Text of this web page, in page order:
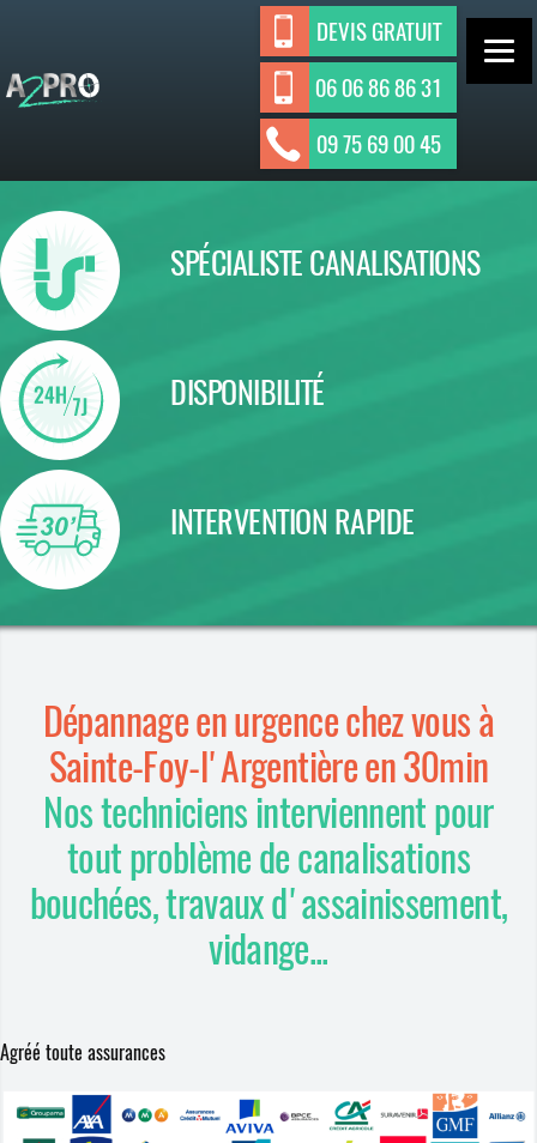
contenu
DEVIS GRATUIT
06 06 86 86 31
09 75 69 00 45
ASSAINISSEMENT INDIVIDUEL ET
COLLECTIF
SPÉCIALISTE CANALISATIONS
DISPONIBILITÉ
INTERVENTION RAPIDE
Dépannage en urgence chez vous à
Sainte-Foy-l'Argentière en 30min
Nos techniciens interviennent pour
tout problème de canalisations
bouchées, travaux d'assainissement,
vidange...
Agréé toute assurances